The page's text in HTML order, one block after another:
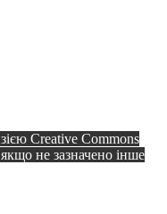
Creative Commons
не зазначено інше